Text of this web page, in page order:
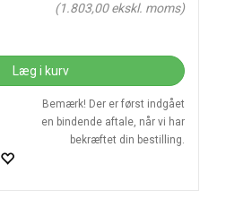
(1.803,00ekskl. moms)
Læg i kurv
Bemærk! Der er først indgået
en bindende aftale, når vi har
bekræftet din bestilling.